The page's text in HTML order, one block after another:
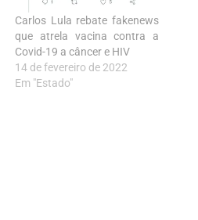
Carlos Lula rebate fakenews
que atrela vacina contra a
Covid-19 a câncer e HIV
14 de fevereiro de 2022
Em "Estado"